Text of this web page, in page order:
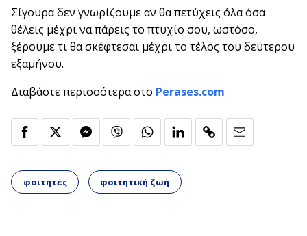
Σίγουρα δεν γνωρίζουμε αν θα πετύχεις όλα όσα
θέλεις μέχρι να πάρεις το πτυχίο σου, ωστόσο,
ξέρουμε τι θα σκέφτεσαι μέχρι το τέλος του δεύτερου
εξαμήνου.
Διαβάστε περισσότερα στο Perases.com
φοιτητές φοιτητική ζωή